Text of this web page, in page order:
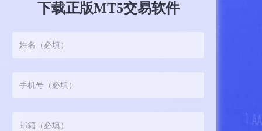
下载正版MT5交易软件